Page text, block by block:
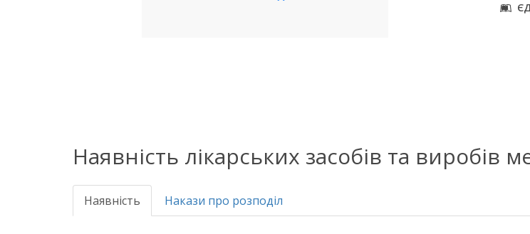
Наявність лікарських засобів та виробів
Наявність Накази про розподіл